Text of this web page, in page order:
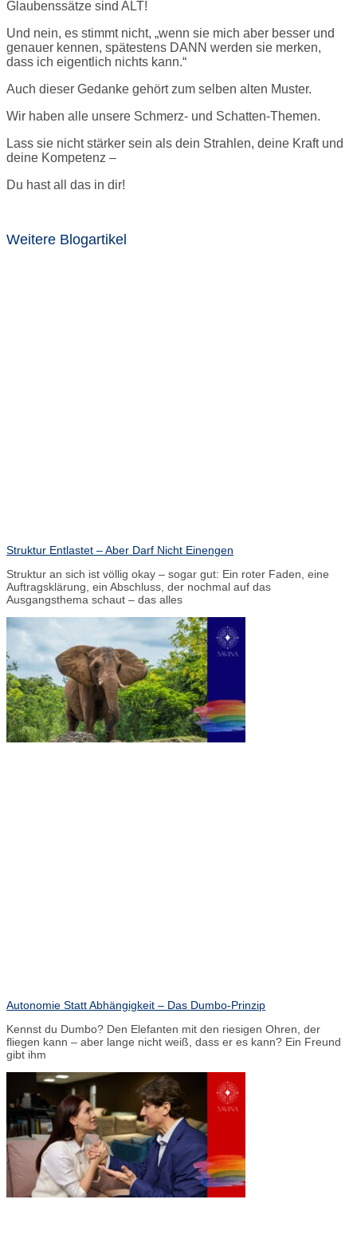
Glaubenssätze sind ALT!
Und nein, es stimmt nicht, „wenn sie mich aber besser und
genauer kennen, spätestens DANN werden sie merken,
dass ich eigentlich nichts kann.“
Auch dieser Gedanke gehört zum selben alten Muster.
Wir haben alle unsere Schmerz- und Schatten-Themen.
Lass sie nicht stärker sein als dein Strahlen, deine Kraft und
deine Kompetenz –
Du hast all das in dir!
Weitere Blogartikel
Struktur Entlastet – Aber Darf Nicht Einengen
Struktur an sich ist völlig okay – sogar gut: Ein roter Faden, eine
Auftragsklärung, ein Abschluss, der nochmal auf das
Ausgangsthema schaut – das alles
Autonomie Statt Abhängigkeit – Das Dumbo-Prinzip
Kennst du Dumbo? Den Elefanten mit den riesigen Ohren, der
fliegen kann – aber lange nicht weiß, dass er es kann? Ein Freund
gibt ihm